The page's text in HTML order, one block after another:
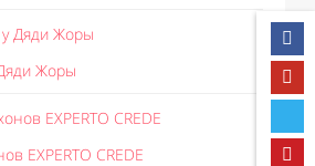
Жоры
EXPERTO CREDE